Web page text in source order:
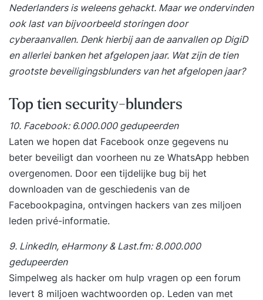
Nederlanders is weleens gehackt. Maar we ondervinden
ook last van bijvoorbeeld storingen door
cyberaanvallen. Denk hierbij aan de aanvallen op DigiD
en allerlei banken het afgelopen jaar. Wat zijn de tien
grootste beveiligingsblunders van het afgelopen jaar?
Top tien security-blunders
10. Facebook: 6.000.000 gedupeerden
Laten we hopen dat Facebook onze gegevens nu
beter beveiligt dan voorheen nu ze WhatsApp hebben
overgenomen. Door een tijdelijke bug bij het
downloaden van de geschiedenis van de
Facebookpagina, ontvingen hackers van zes miljoen
leden privé-informatie.
9. LinkedIn, eHarmony & Last.fm: 8.000.000
gedupeerden
Simpelweg als hacker om hulp vragen op een forum
levert 8 miljoen wachtwoorden op. Leden van met